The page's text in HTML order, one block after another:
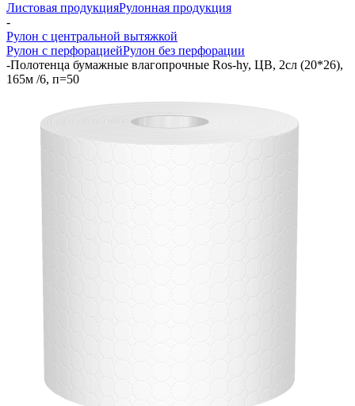
Листовая продукцияРулонная продукция
-
Рулон с центральной вытяжкой
Рулон с перфорациейРулон без перфорации
-Полотенца бумажные влагопрочные Ros-hy, ЦВ, 2сл (20*26),
165м /6, п=50